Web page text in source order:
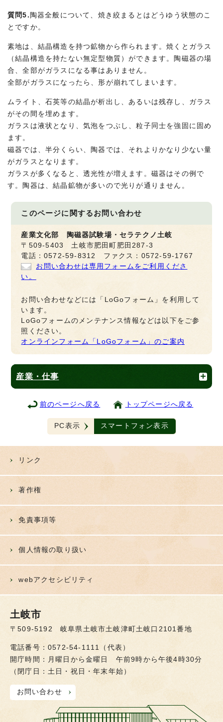
質問5. 陶器全般について、焼き絞まるとはどうゆう状態のこ
とですか。
素地は、結晶構造を持つ鉱物から作られます。焼くとガラス
（結晶構造を持たない無定型物質）ができます。陶磁器の場
合、全部がガラスになる事はありません。
全部がガラスになったら、形が崩れてしまいます。
ムライト、石英等の結晶が析出し、あるいは残存し、ガラス
がその間を埋めます。
ガラスは液状となり、気泡をつぶし、粒子同士を強固に固め
ます。
磁器では、半分くらい、陶器では、それよりかなり少ない量
がガラスとなります。
ガラスが多くなると、透光性が増えます。磁器はその例で
す。陶器は、結晶鉱物が多いので光りが通りません。
このページに関するお問い合わせ
産業文化部 陶磁器試験場・セラテクノ土岐
〒509-5403 土岐市肥田町肥田287-3
電話：0572-59-8312 ファクス：0572-59-1767
お問い合わせは専用フォームをご利用くださ
い。
お問い合わせなどには「LoGoフォーム」を利用して
います。
LoGoフォームのメンテナンス情報などは以下をご参
照ください。
オンラインフォーム「LoGoフォーム」のご案内
産業・仕事
前のページへ戻る トップページへ戻る
PC表示 スマートフォン表示
リンク
著作権
免責事項等
個人情報の取り扱い
webアクセシビリティ
土岐市
〒509-5192 岐阜県土岐市土岐津町土岐口2101番地
電話番号：0572-54-1111（代表）
開庁時間：月曜日から金曜日 午前9時から午後4時30分
（閉庁日：土日・祝日・年末年始）
お問い合わせ